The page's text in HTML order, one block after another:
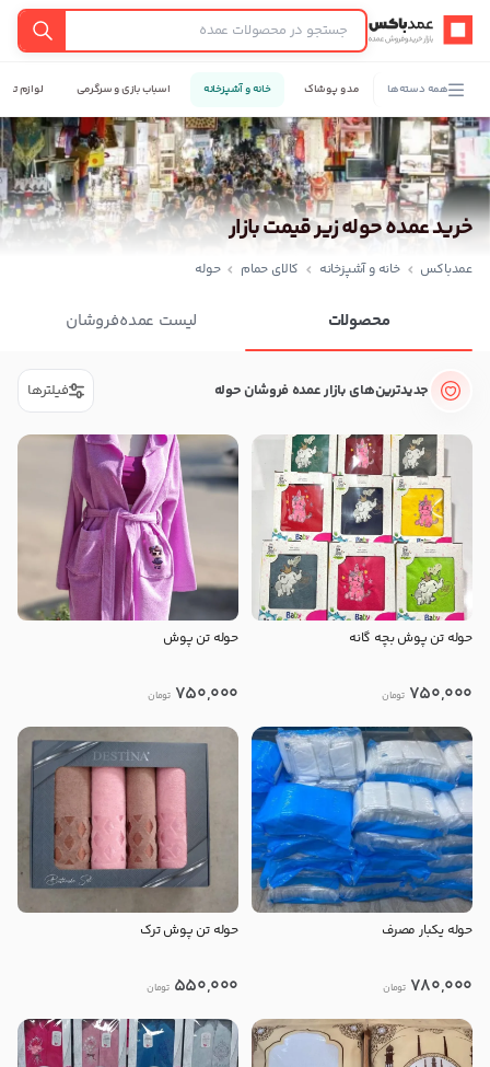
عمدباکس — بازگشت به صفحه اصلی
جستجو
همه دسته‌ها مد و پوشاک خانه و آشپزخانه اسباب بازی و سرگرمی لوازم
خرید عمده حوله زیر قیمت بازار
عمدباکس خانه و آشپزخانه کالای حمام حوله
محصولات لیست عمده‌فروشان
جدیدترین‌های بازار عمده فروشان حوله فیلترها
حوله تن پوش بچه گانه
750,000 تومان
حوله تن پوش
750,000 تومان
حوله یکبار مصرف
780,000 تومان
حوله تن پوش ترک
550,000 تومان